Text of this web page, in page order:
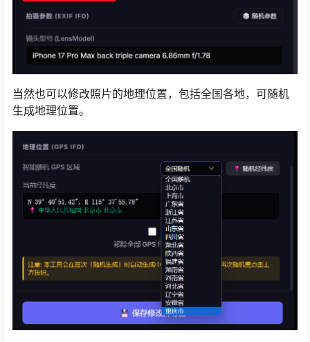
当然也可以修改照片的地理位置，包括全国各地，可随机
生成地理位置。